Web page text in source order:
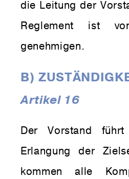
die Leitung der
Reglement ist
genehmigen.
B)
Artikel 16
Der Vorstand
Erlangung der
kommen alle